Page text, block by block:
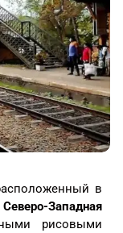
в
Северо-Западная
рисовыми